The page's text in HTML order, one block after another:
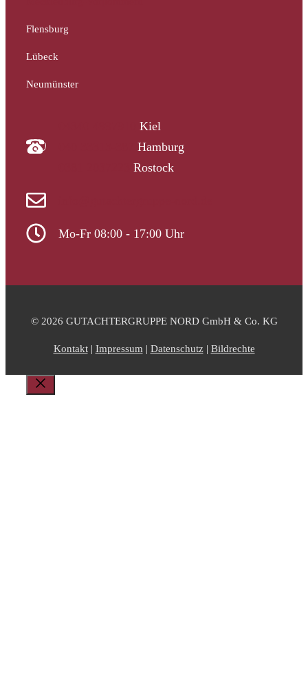
Flensburg
Lübeck
Neumünster
Kiel
Hamburg
Rostock
Mo-Fr 08:00 - 17:00 Uhr
© 2026 GUTACHTERGRUPPE NORD GmbH & Co. KG
Kontakt| Impressum | Datenschutz| Bildrechte
Schließen